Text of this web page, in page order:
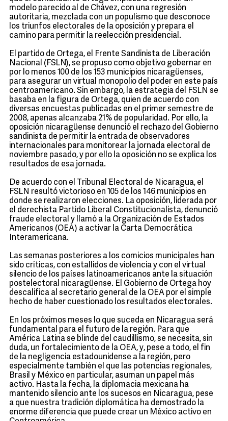
modelo parecido al de Chávez, con una regresión
autoritaria, mezclada con un populismo que desconoce
los triunfos electorales de la oposición y prepara el
camino para permitir la reelección presidencial.
El partido de Ortega, el Frente Sandinista de Liberación
Nacional (FSLN), se propuso como objetivo gobernar en
por lo menos 100 de los 153 municipios nicaragüenses,
para asegurar un virtual monopolio del poder en este país
centroamericano. Sin embargo, la estrategia del FSLN se
basaba en la figura de Ortega, quien de acuerdo con
diversas encuestas publicadas en el primer semestre de
2008, apenas alcanzaba 21% de popularidad. Por ello, la
oposición nicaragüense denunció el rechazo del Gobierno
sandinista de permitir la entrada de observadores
internacionales para monitorear la jornada electoral de
noviembre pasado, y por ello la oposición no se explica los
resultados de esa jornada.
De acuerdo con el Tribunal Electoral de Nicaragua, el
FSLN resultó victorioso en 105 de los 146 municipios en
donde se realizaron elecciones. La oposición, liderada por
el derechista Partido Liberal Constitucionalista, denunció
fraude electoral y llamó a la Organización de Estados
Americanos (OEA) a activar la Carta Democrática
Interamericana.
Las semanas posteriores a los comicios municipales han
sido críticas, con estallidos de violencia y con el virtual
silencio de los países latinoamericanos ante la situación
postelectoral nicaragüense. El Gobierno de Ortega hoy
descalifica al secretario general de la OEA por el simple
hecho de haber cuestionado los resultados electorales.
En los próximos meses lo que suceda en Nicaragua será
fundamental para el futuro de la región. Para que
América Latina se blinde del caudillismo, se necesita, sin
duda, un fortalecimiento de la OEA, y, pese a todo, el fin
de la negligencia estadounidense a la región, pero
especialmente también el que las potencias regionales,
Brasil y México en particular, asuman un papel más
activo. Hasta la fecha, la diplomacia mexicana ha
mantenido silencio ante los sucesos en Nicaragua, pese
a que nuestra tradición diplomática ha demostrado la
enorme diferencia que puede crear un México activo en